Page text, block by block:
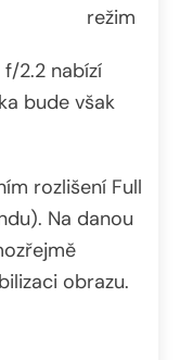
režim
2.2 nabízí
bude však
rozlišení Full
Na danou
obrazu.